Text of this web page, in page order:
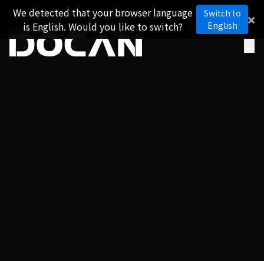
We detected that your browser language
is English. Would you like to switch?
Switch to
English